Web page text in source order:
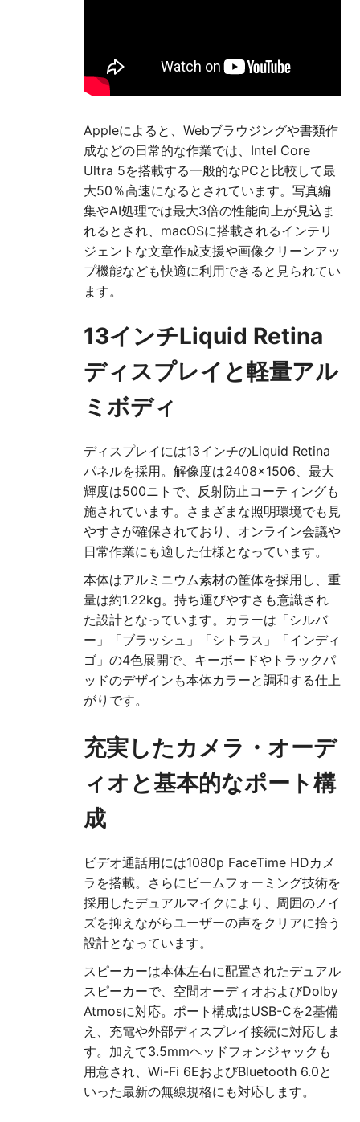
Appleによると、Webブラウジングや書類作
成などの日常的な作業では、Intel Core
Ultra 5を搭載する一般的なPCと比較して最
大50％高速になるとされています。写真編
集やAI処理では最大3倍の性能向上が見込ま
れるとされ、macOSに搭載されるインテリ
ジェントな文章作成支援や画像クリーンアッ
プ機能なども快適に利用できると見られてい
ます。
13インチLiquid Retina
ディスプレイと軽量アル
ミボディ
ディスプレイには13インチのLiquid Retina
パネルを採用。解像度は2408×1506、最大
輝度は500ニトで、反射防止コーティングも
施されています。さまざまな照明環境でも見
やすさが確保されており、オンライン会議や
日常作業にも適した仕様となっています。
本体はアルミニウム素材の筐体を採用し、重
量は約1.22kg。持ち運びやすさも意識され
た設計となっています。カラーは「シルバ
ー」「ブラッシュ」「シトラス」「インディ
ゴ」の4色展開で、キーボードやトラックパ
ッドのデザインも本体カラーと調和する仕上
がりです。
充実したカメラ・オーデ
ィオと基本的なポート構
成
ビデオ通話用には1080p FaceTime HDカメ
ラを搭載。さらにビームフォーミング技術を
採用したデュアルマイクにより、周囲のノイ
ズを抑えながらユーザーの声をクリアに拾う
設計となっています。
スピーカーは本体左右に配置されたデュアル
スピーカーで、空間オーディオおよびDolby
Atmosに対応。ポート構成はUSB-Cを2基備
え、充電や外部ディスプレイ接続に対応しま
す。加えて3.5mmヘッドフォンジャックも
用意され、Wi-Fi 6EおよびBluetooth 6.0と
いった最新の無線規格にも対応します。